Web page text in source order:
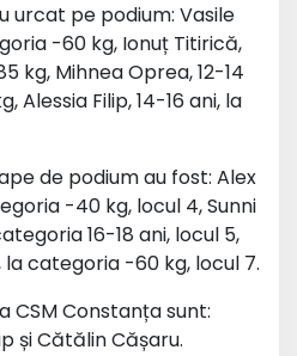
urcat pe podium: Vasile
-60 kg, Ionuț Titirică,
kg, Mihnea Oprea, 12-14
Alessia Filip, 14-16 ani, la
de podium au fost: Alex
-40 kg, locul 4, Sunni
16-18 ani, locul 5,
la categoria -60 kg, locul 7.
CSM Constanța sunt:
și Cătălin Cășaru.